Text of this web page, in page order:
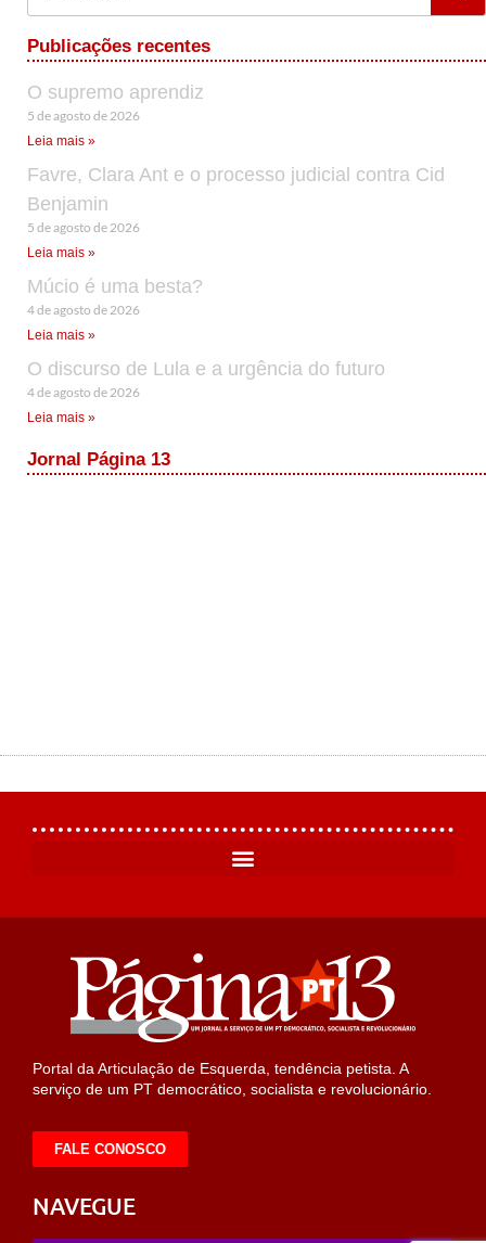
Publicações recentes
O supremo aprendiz
5 de agosto de 2026
Leia mais »
Favre, Clara Ant e o processo judicial contra Cid
Benjamin
5 de agosto de 2026
Leia mais »
Múcio é uma besta?
4 de agosto de 2026
Leia mais »
O discurso de Lula e a urgência do futuro
4 de agosto de 2026
Leia mais »
Jornal Página 13
Portal da Articulação de Esquerda, tendência petista. A
serviço de um PT democrático, socialista e revolucionário.
FALE CONOSCO
NAVEGUE